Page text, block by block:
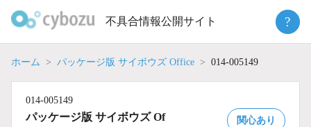
不具合情報公開サイト ?
ホーム パッケージ版 サイボウズ Office 014-005149
014-005149
パッケージ版 サイボウズ Of
関心あり